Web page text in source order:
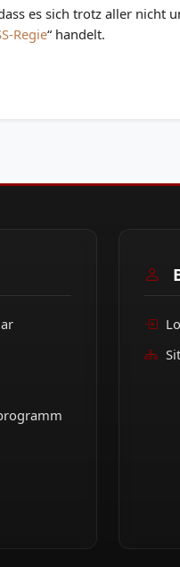
es sich trotz aller nicht
Regie“ handelt.